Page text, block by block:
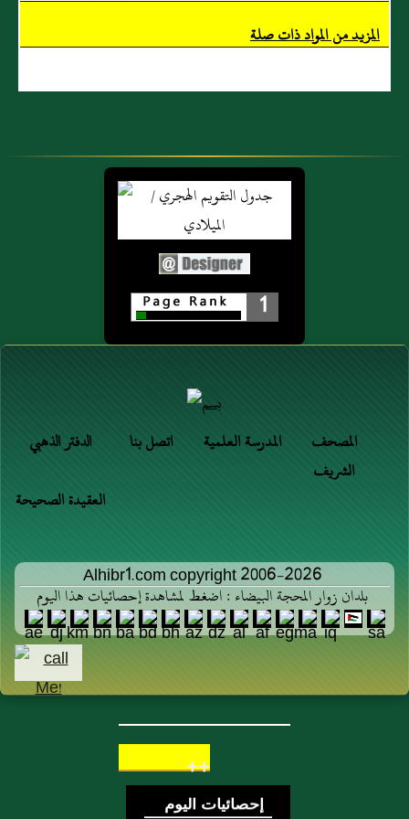
على ولدك" قال:
قال: "تصَدَّق به
آخر، قال: "أَنْتَ
عليهم؟ قال
"صَدَقَ ابن
مَسعود، زَوْجُك
الأحكام
المزيد من المواد ذات صلة
1
الدفتر الذهبي اتصل بنا المدرسة العلمية
المصحف
الشريف
العقيدة الصحيحة
Alhibr1.com copyright 2006-2026
بلدان زوار المحجة البيضاء : اضغط لمشاهدة إحصائيات هذا اليوم
++